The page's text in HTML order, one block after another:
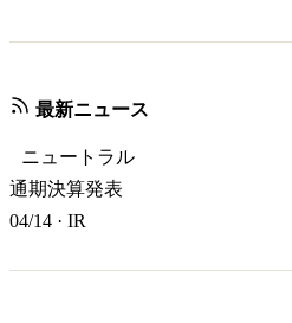
最新ニュース
ニュートラル
通期決算発表
04/14 · IR